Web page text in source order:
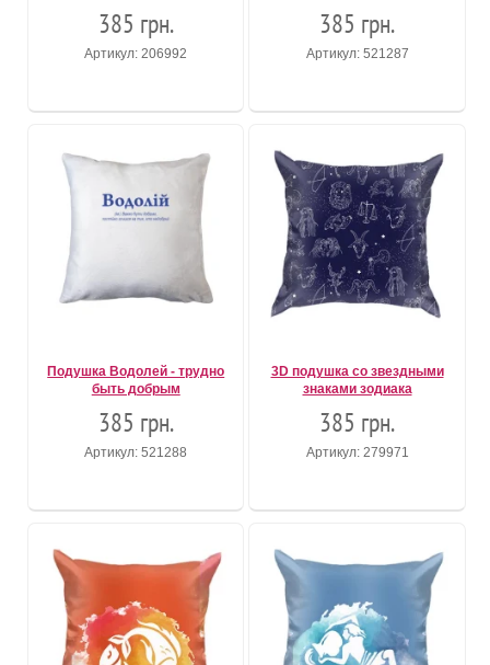
385 грн.
Артикул: 206992
385 грн.
Артикул: 521287
Подушка Водолей - трудно
быть добрым
385 грн.
Артикул: 521288
3D подушка со звездными
знаками зодиака
385 грн.
Артикул: 279971